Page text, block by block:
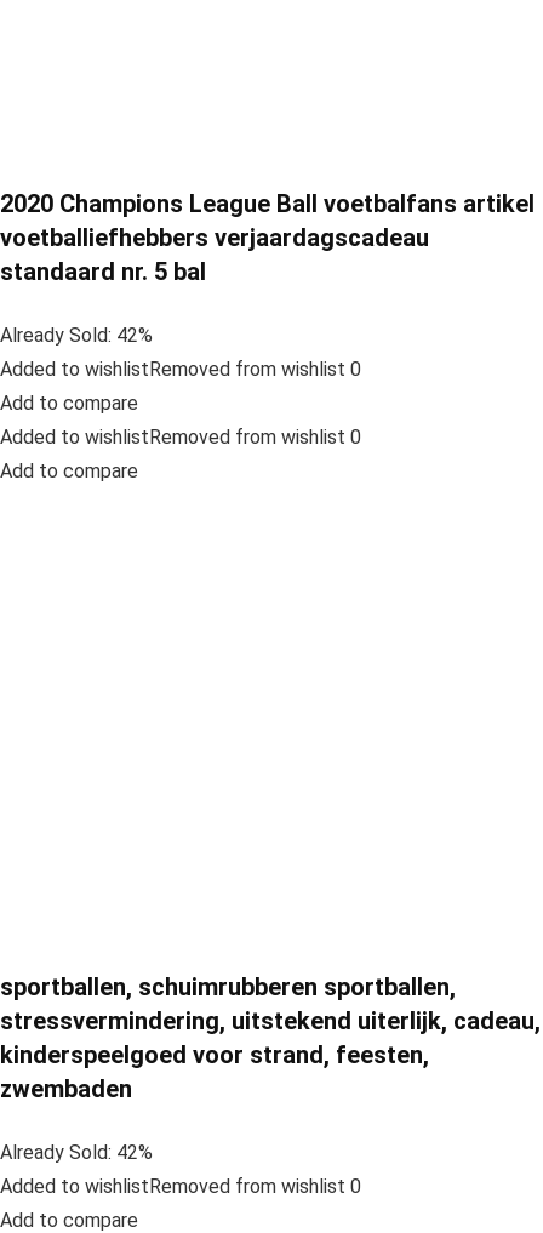
2020 Champions League Ball voetbalfans artikel
voetballiefhebbers verjaardagscadeau
standaard nr. 5 bal
Already Sold: 42%
Added to wishlistRemoved from wishlist 0
Add to compare
Added to wishlistRemoved from wishlist 0
Add to compare
sportballen, schuimrubberen sportballen,
stressvermindering, uitstekend uiterlijk, cadeau,
kinderspeelgoed voor strand, feesten,
zwembaden
Already Sold: 42%
Added to wishlistRemoved from wishlist 0
Add to compare